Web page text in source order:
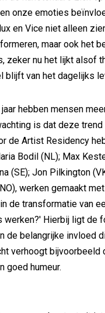
onze emoties
en Vice niet alleen
maar ook het
zeker nu het lijkt alsof
blijft van het dagelijks
hebben mensen
is dat deze
de Artist Residency
Bodil (NL); Max
(SE); Jon Pilkington
werken gemaakt
de transformatie van
werken?' Hierbij ligt de
de belangrijke invloed
verhoogt bijvoorbeeld
goed humeur.